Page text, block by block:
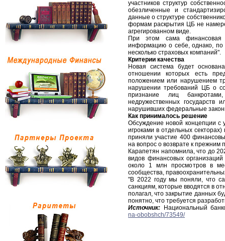
участников структур
обезличенные и
данные о структуре
формам раскрытия ЦБ не
агрегированном виде.
При этом сама финансовая
информацию о себе, однако,
несколько страховых компаний".
Критерии качества
Новая система будет
отношении которых есть
положением или нарушением
нарушении требований ЦБ о
признание лиц
недружественных
нарушивших федеральные
Как принималось решение
Обсуждение новой концепции с
игроками в отдельных
приняли участие 400
на вопрос о возврате к прежним
Карапетян напомнила, что до
видов финансовых
около 1 млн просмотров в
сообщества,
"В 2022 году мы поняли, что
санкциям, которые вводятся в
полагал, что закрытие данных
понятно, что требуется
Источник: Национальный
na-obobshch/73549/